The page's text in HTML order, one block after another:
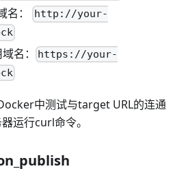
名：
http://your-
名：
https://your-
中测试与target URL的连通
运行curl命令。